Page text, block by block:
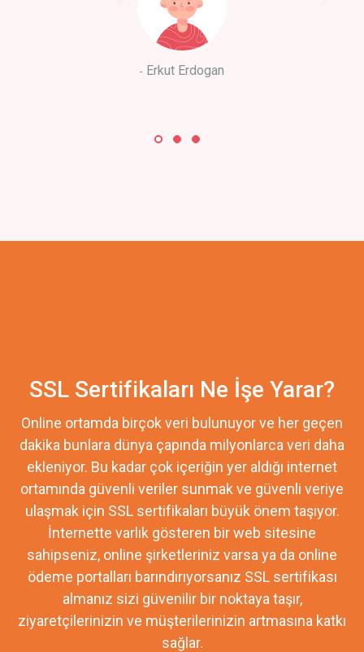
Erkut Erdogan
SSL Sertifikaları Ne İşe Yarar?
Online ortamda birçok veri bulunuyor ve her geçen
dakika bunlara dünya çapında milyonlarca veri daha
ekleniyor. Bu kadar çok içeriğin yer aldığı internet
ortamında güvenli veriler sunmak ve güvenli veriye
ulaşmak için SSL sertifikaları büyük önem taşıyor.
İnternette varlık gösteren bir web sitesine
sahipseniz, online şirketleriniz varsa ya da online
ödeme portalları barındırıyorsanız SSL sertifikası
almanız sizi güvenilir bir noktaya taşır,
ziyaretçilerinizin ve müşterilerinizin artmasına katkı
sağlar.